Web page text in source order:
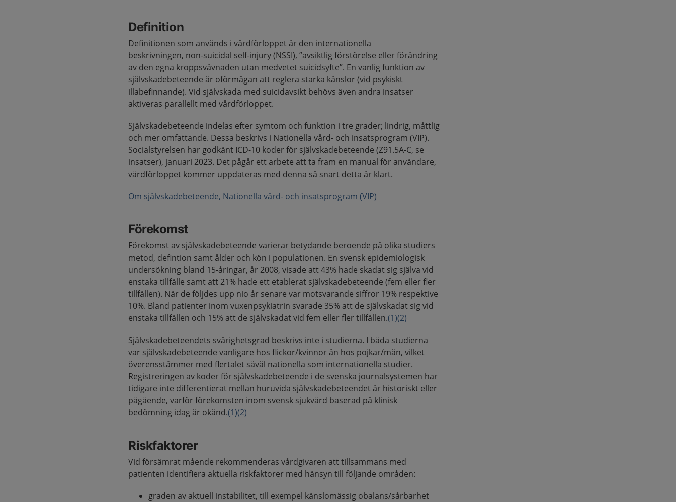
Definition
Definitionen som används i vårdförloppet är den internationella
beskrivningen, non-suicidal self-injury (NSSI), ”avsiktlig förstörelse eller förändring
av den egna kroppsvävnaden utan medvetet suicidsyfte”. En vanlig funktion av
självskadebeteende är oförmågan att reglera starka känslor (vid psykiskt
illabefinnande). Vid självskada med suicidavsikt behövs även andra insatser
aktiveras parallellt med vårdförloppet.
Självskadebeteende indelas efter symtom och funktion i tre grader; lindrig, måttlig
och mer omfattande. Dessa beskrivs i Nationella vård- och insatsprogram (VIP).
Socialstyrelsen har godkänt ICD-10 koder för självskadebeteende (Z91.5A-C, se
insatser), januari 2023. Det pågår ett arbete att ta fram en manual för användare,
vårdförloppet kommer uppdateras med denna så snart detta är klart.
Om självskadebeteende, Nationella vård- och insatsprogram (VIP)
Förekomst
Förekomst av självskadebeteende varierar betydande beroende på olika studiers
metod, defintion samt ålder och kön i populationen. En svensk epidemiologisk
undersökning bland 15-åringar, år 2008, visade att 43% hade skadat sig själva vid
enstaka tillfälle samt att 21% hade ett etablerat självskadebeteende (fem eller fler
tillfällen). När de följdes upp nio år senare var motsvarande siffror 19% respektive
10%. Bland patienter inom vuxenpsykiatrin svarade 35% att de självskadat sig vid
enstaka tillfällen och 15% att de självskadat vid fem eller fler tillfällen.(1)(2)
Självskadebeteendets svårighetsgrad beskrivs inte i studierna. I båda studierna
var självskadebeteende vanligare hos flickor/kvinnor än hos pojkar/män, vilket
överensstämmer med flertalet såväl nationella som internationella studier.
Registreringen av koder för självskadebeteende i de svenska journalsystemen har
tidigare inte differentierat mellan huruvida självskadebeteendet är historiskt eller
pågående, varför förekomsten inom svensk sjukvård baserad på klinisk
bedömning idag är okänd.(1)(2)
Riskfaktorer
Vid försämrat mående rekommenderas vårdgivaren att tillsammans med
patienten identifiera aktuella riskfaktorer med hänsyn till följande områden:
graden av aktuell instabilitet, till exempel känslomässig obalans/sårbarhet